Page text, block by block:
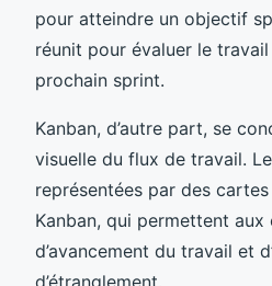
pour atteindre un objectif
réunit pour évaluer le
prochain sprint.
Kanban, d’autre part, se
visuelle du flux de travail.
représentées par des
Kanban, qui permettent aux
d’avancement du travail et
d’étranglement.